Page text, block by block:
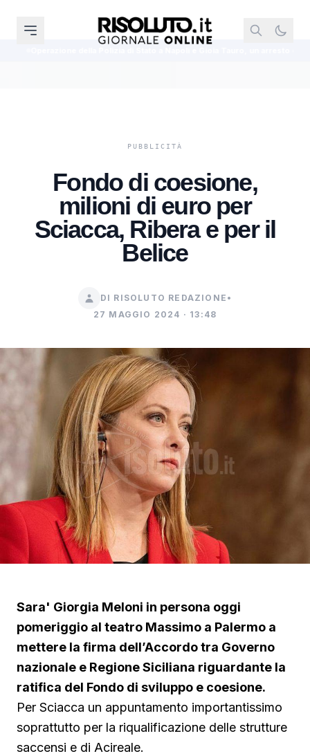
Fondo di coesione,
milioni di euro per
Sciacca, Ribera e per il
Belice
DI RISOLUTO REDAZIONE •
27 MAGGIO 2024 · 13:48
Sara' Giorgia Meloni in persona oggi
pomeriggio al teatro Massimo a Palermo a
mettere la firma dell’Accordo tra Governo
nazionale e Regione Siciliana riguardante la
ratifica del Fondo di sviluppo e coesione.
Per Sciacca un appuntamento importantissimo
soprattutto per la riqualificazione delle strutture
saccensi e di Acireale.